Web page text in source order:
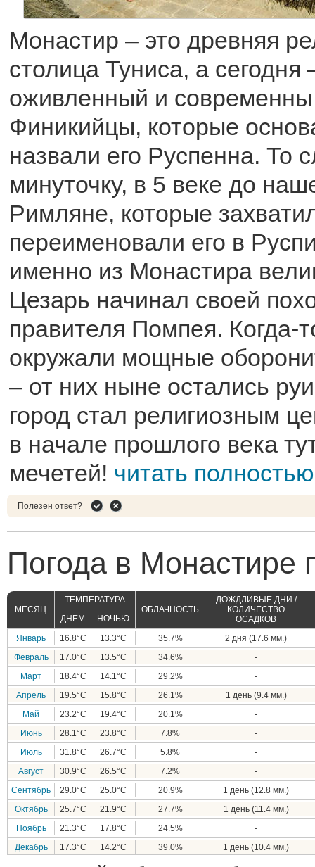
Монастир – это древняя
столица Туниса, а сегодня
оживленный и современны
Финикийцы, которые
назвали его Руспенна. То
минуточку, в 5 веке до
Римляне, которые
переименовали его в
именно из Монастира
Цезарь начинал своей
правителя Помпея. Когда-
окружали мощные
– от них ныне остались
город стал религиозным
в начале прошлого века
мечетей! читать полностью
Полезен ответ?
Погода в Монастире
МЕСЯЦ
ТЕМПЕРАТУРА
ОБЛАЧНОСТЬ
ДОЖДЛИВЫЕ ДНИ /
КОЛИЧЕСТВО
ОСАДКОВ
ДНЕМ
НОЧЬЮ
Январь
16.8°C 13.3°C 35.7%
2 дня (17.6 мм.)
Февраль
17.0°C 13.5°C 34.6%
-
Март
18.4°C 14.1°C 29.2%
-
Апрель
19.5°C 15.8°C 26.1%
1 день (9.4 мм.)
Май
23.2°C 19.4°C 20.1%
-
Июнь
28.1°C 23.8°C 7.8%
-
Июль
31.8°C 26.7°C 5.8%
-
Август
30.9°C 26.5°C 7.2%
-
Сентябрь
29.0°C 25.0°C 20.9%
1 день (12.8 мм.)
Октябрь
25.7°C 21.9°C 27.7%
1 день (11.4 мм.)
Ноябрь
21.3°C 17.8°C 24.5%
-
Декабрь
17.3°C 14.2°C 39.0% 1 день (10.4 мм.)